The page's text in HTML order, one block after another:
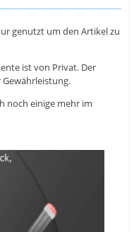
genutzt um den Artikel zu
ist von Privat. Der
noch einige mehr im